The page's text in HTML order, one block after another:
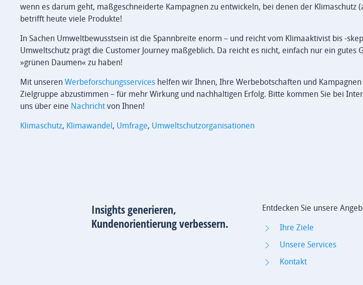
wenn es darum geht, maßgeschneiderte Kampagnen zu entwickeln, bei denen der Klimaschutz
betrifft heute viele Produkte!
In Sachen Umweltbewusstsein ist die Spannbreite enorm – und reicht vom Klimaaktivist bis -
Umweltschutz prägt die Customer Journey maßgeblich. Da reicht es nicht, einfach nur ein gutes
»grünen Daumen« zu haben!
Mit unseren Werbeforschungsservices helfen wir Ihnen, Ihre Werbebotschaften und
Zielgruppe abzustimmen – für mehr Wirkung und nachhaltigen Erfolg. Bitte kommen Sie bei
uns über eine Nachricht von Ihnen!
Klimaschutz, Klimawandel, Umfrage, Umweltschutzorganisationen
Insights generieren,
Kundenorientierung verbessern.
Entdecken Sie unsere
Ihre Ziele
Unsere Services
Kontakt